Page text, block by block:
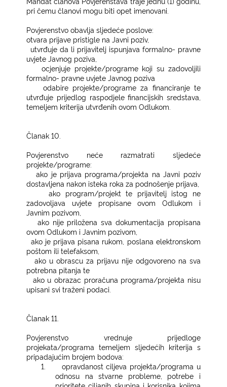
pri čemu članovi mogu biti opet imenovani.
Povjerenstvo obavlja sljedeće poslove:
otvara prijave pristigle na Javni poziv,
utvrđuje da li prijavitelj ispunjava formalno- pravne
uvjete Javnog poziva,
ocjenjuje projekte/programe koji su zadovoljili
formalno- pravne uvjete Javnog poziva
odabire projekte/programe za financiranje te
utvrđuje prijedlog raspodjele financijskih sredstava,
temeljem kriterija utvrđenih ovom Odlukom.
Članak 10.
Povjerenstvo neće razmatrati sljedeće
projekte/programe:
ako je prijava programa/projekta na Javni poziv
dostavljena nakon isteka roka za podnošenje prijava,
ako program/projekt te prijavitelj istog ne
zadovoljava uvjete propisane ovom Odlukom i
Javnim pozivom,
ako nije priložena sva dokumentacija propisana
ovom Odlukom i Javnim pozivom,
ako je prijava pisana rukom, poslana elektronskom
poštom ili telefaksom,
ako u obrascu za prijavu nije odgovoreno na sva
potrebna pitanja te
ako u obrazac proračuna programa/projekta nisu
upisani svi traženi podaci.
Članak 11.
Povjerenstvo vrednuje prijedloge
projekata/programa temeljem sljedećih kriterija s
pripadajućim brojem bodova:
1.
opravdanost ciljeva projekta/programa u
odnosu na stvarne probleme, potrebe i